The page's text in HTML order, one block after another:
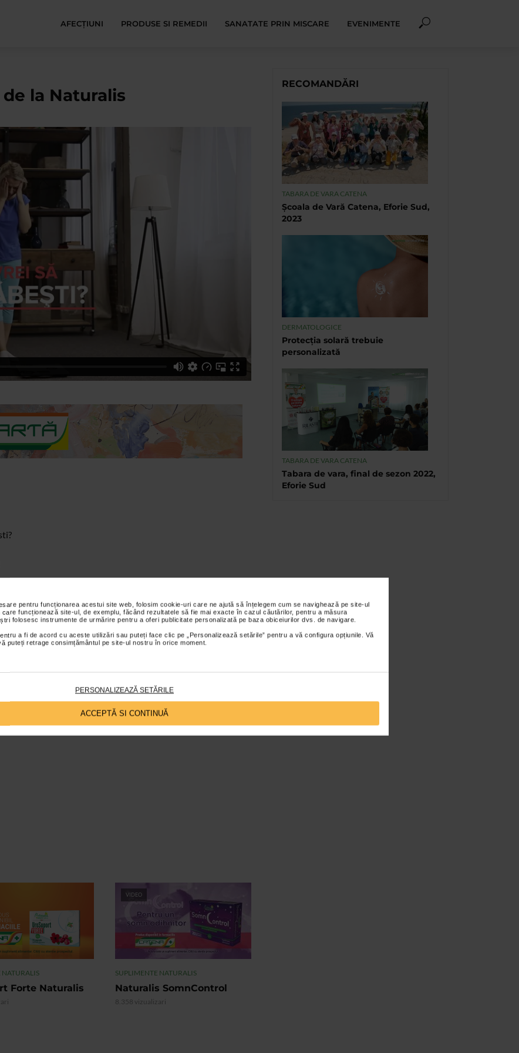
pentru funcționarea acestui site web, folosim cookie-uri care ne ajută să înțelegem cum se navighează pe site-ul
funcționează site-ul, de exemplu, făcând rezultatele să fie mai exacte în cazul căutărilor, pentru a măsura
folosesc instrumente de urmărire pentru a oferi publicitate personalizată pe baza obiceiurilor dvs. de navigare.
a fi de acord cu aceste utilizări sau puteți face clic pe „Personalizează setările” pentru a vă configura opțiunile. Vă
puteți retrage consimțământul pe site-ul nostru în orice moment.
PERSONALIZEAZĂ SETĂRILE
ACCEPTĂ SI CONTINUĂ
AFECŢIUNI PRODUSE SI REMEDII SANATATE PRIN MISCARE EVENIMENTE
la Naturalis
vizibile la orice varsta, fara efecte secundare.
NATURALIS
Forte Naturalis
VIDEO
SUPLIMENTE NATURALIS
Naturalis SomnControl
8.358 vizualizari
RECOMANDĂRI
TABARA DE VARA CATENA
Școala de Vară Catena, Eforie Sud,
2023
DERMATOLOGICE
Protecția solară trebuie
personalizată
TABARA DE VARA CATENA
Tabara de vara, final de sezon 2022,
Eforie Sud